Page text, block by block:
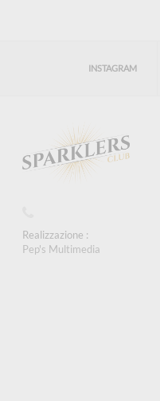
INSTAGRAM
Realizzazione :
Pep's Multimedia